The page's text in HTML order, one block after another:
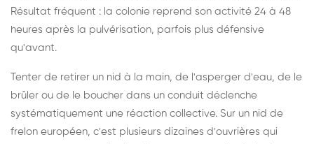
Résultat fréquent : la colonie reprend son activité 24 à 48
heures après la pulvérisation, parfois plus défensive
qu'avant.
Tenter de retirer un nid à la main, de l'asperger d'eau, de le
brûler ou de le boucher dans un conduit déclenche
systématiquement une réaction collective. Sur un nid de
frelon européen, c'est plusieurs dizaines d'ouvrières qui